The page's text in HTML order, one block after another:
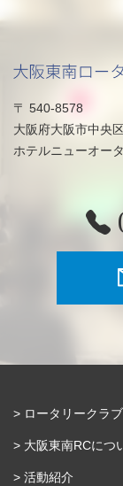
〒 540-8578
大阪府大阪市中央
ホテルニューオー
ロータリークラ
大阪東南RCにつ
活動紹介